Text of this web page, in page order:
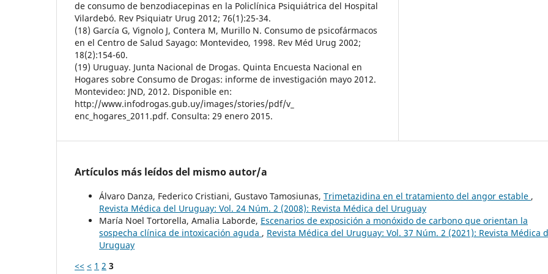
de consumo de benzodiacepinas en la Policlínica Psiquiátrica del Hospital
Vilardebó. Rev Psiquiatr Urug 2012; 76(1):25-34.
(18) García G, Vignolo J, Contera M, Murillo N. Consumo de psicofármacos
en el Centro de Salud Sayago: Montevideo, 1998. Rev Méd Urug 2002;
18(2):154-60.
(19) Uruguay. Junta Nacional de Drogas. Quinta Encuesta Nacional en
Hogares sobre Consumo de Drogas: informe de investigación mayo 2012.
Montevideo: JND, 2012. Disponible en:
http://www.infodrogas.gub.uy/images/stories/pdf/v_
enc_hogares_2011.pdf. Consulta: 29 enero 2015.
Artículos más leídos del mismo autor/a
Álvaro Danza, Federico Cristiani, Gustavo Tamosiunas, Trimetazidina en el tratamiento del angor estable ,
Revista Médica del Uruguay: Vol. 24 Núm. 2 (2008): Revista Médica del Uruguay
María Noel Tortorella, Amalia Laborde, Escenarios de exposición a monóxido de carbono que orientan la
sospecha clínica de intoxicación aguda , Revista Médica del Uruguay: Vol. 37 Núm. 2 (2021): Revista Médica
Uruguay
<< < 1 2 3